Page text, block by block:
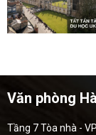
Văn phòng
Tầng 7 Tòa nhà -